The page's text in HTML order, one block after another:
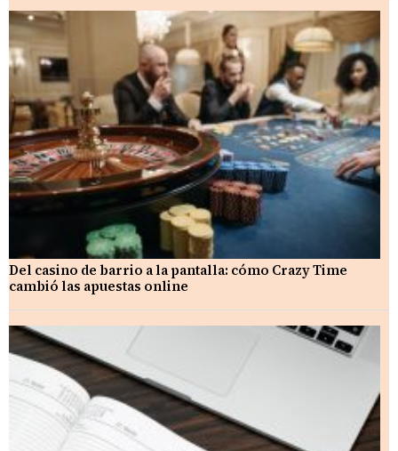
Del casino de barrio a la pantalla: cómo Crazy Time
cambió las apuestas online